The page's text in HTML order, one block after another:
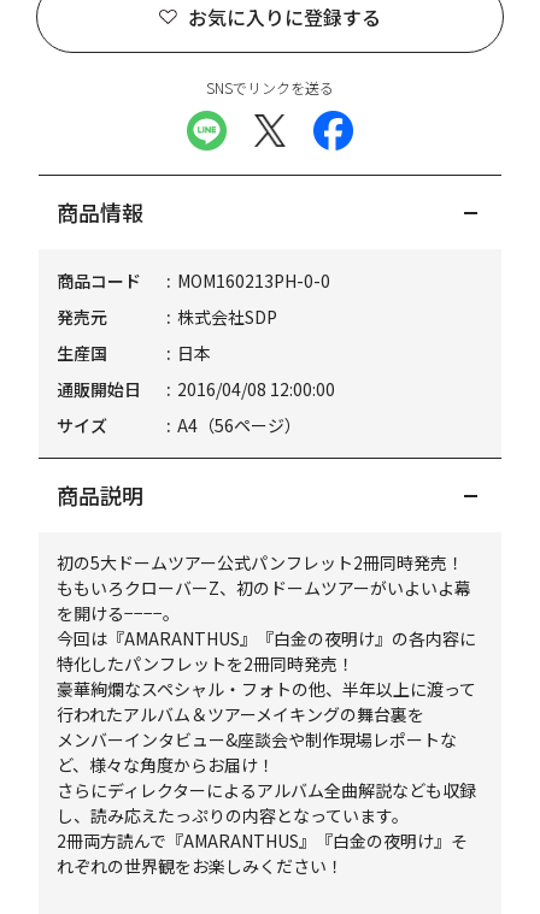
お気に入りに登録する
SNSでリンクを送る
商品情報
商品コード
MOM160213PH-0-0
発売元
株式会社SDP
生産国
日本
通販開始日
2016/04/08 12:00:00
サイズ
A4（56ページ）
商品説明
初の5大ドームツアー公式パンフレット2冊同時発売！
ももいろクローバーZ、初のドームツアーがいよいよ幕
を開ける−−−−。
今回は『AMARANTHUS』『白金の夜明け』の各内容に
特化したパンフレットを2冊同時発売！
豪華絢爛なスペシャル・フォトの他、半年以上に渡って
行われたアルバム＆ツアーメイキングの舞台裏を
メンバーインタビュー&座談会や制作現場レポートな
ど、様々な角度からお届け！
さらにディレクターによるアルバム全曲解説なども収録
し、読み応えたっぷりの内容となっています。
2冊両方読んで『AMARANTHUS』『白金の夜明け』そ
れぞれの世界観をお楽しみください！